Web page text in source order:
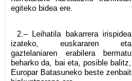
egiteko bidea ere.
2.– Leihatila bakarrera irispidea
izateko, euskararen eta
gaztelaniaren erabilera bermatu
beharko da, bai eta, posible balitz,
Europar Batasuneko beste zenbait